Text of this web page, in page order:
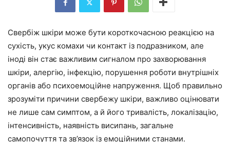
Свербіж шкіри може бути короткочасною реакцією на
сухість, укус комахи чи контакт із подразником, але
іноді він стає важливим сигналом про захворювання
шкіри, алергію, інфекцію, порушення роботи внутрішніх
органів або психоемоційне напруження. Щоб правильно
зрозуміти причини свербежу шкіри, важливо оцінювати
не лише сам симптом, а й його тривалість, локалізацію,
інтенсивність, наявність висипань, загальне
самопочуття та зв’язок із емоційними станами.